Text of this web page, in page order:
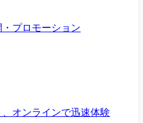
プロモーション
オンラインで迅速体験